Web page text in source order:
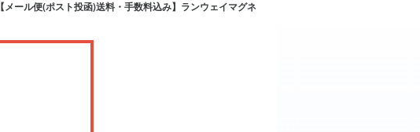
【メール便(ポスト投函)送料・手数料込み】ランウェイマグネ